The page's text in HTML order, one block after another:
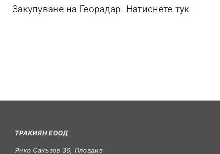
Закупуване на Георадар. Натиснете тук
ТРАКИЯН ЕООД
Янко Сакъзов 36, Пловдив